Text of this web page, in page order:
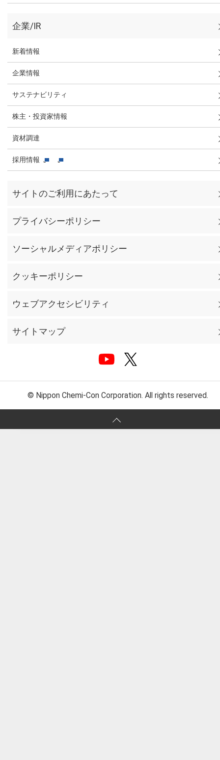
企業/IR
新着情報
企業情報
サステナビリティ
株主・投資家情報
資材調達
採用情報
サイトのご利用にあたって
プライバシーポリシー
ソーシャルメディアポリシー
クッキーポリシー
ウェブアクセシビリティ
サイトマップ
© Nippon Chemi-Con Corporation. All rights reserved.